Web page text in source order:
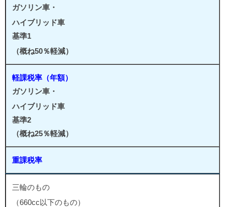
ガソリン車・
ハイブリッド車
基準1
（概ね50％軽減）
軽課税率（年額）
ガソリン車・
ハイブリッド車
基準2
（概ね25％軽減）
重課税率
三輪のもの
（660cc以下のもの）